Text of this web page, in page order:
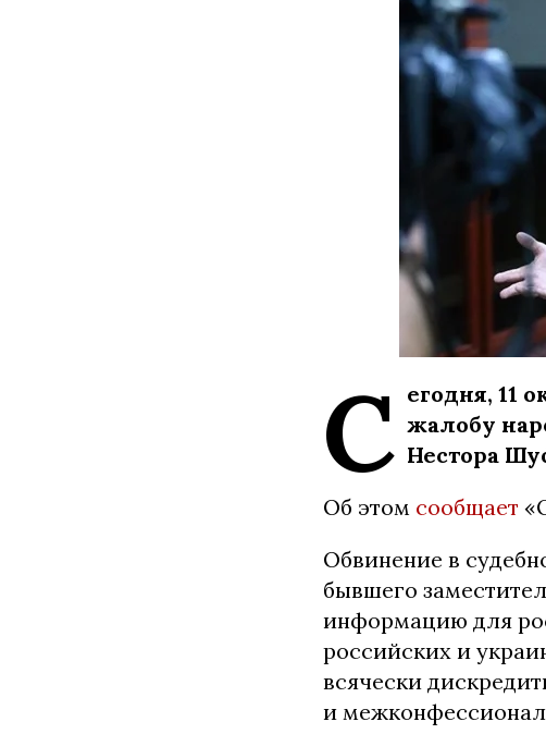
С егодня, 11
жалобу
Нестора
Об этом сообщает
Обвинение в
бывшего
информацию для
российских и
всячески
и